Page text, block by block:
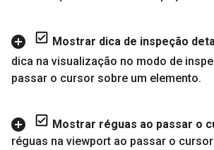
Mostrar dica de inspeção
dica na visualização no modo de
passar o cursor sobre um elemento.
Mostrar réguas ao passar o
réguas na viewport ao passar o